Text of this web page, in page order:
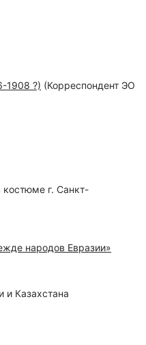
1908 ?) (Корреспондент ЭО
костюме г. Санкт-
народов Евразии»
и Казахстана